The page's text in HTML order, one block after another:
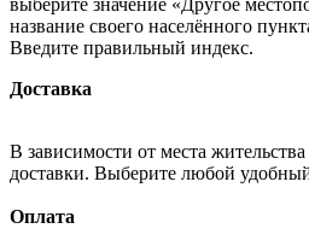
выберите значение «Другое
название своего населённого
Введите правильный индекс.
Доставка
В зависимости от места
доставки. Выберите любой
Оплата